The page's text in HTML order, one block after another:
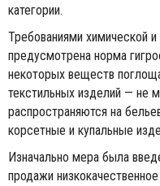
категории.
Требованиями химической
предусмотрена норма
некоторых веществ
текстильных изделий — не
распространяются на
корсетные и купальные
Изначально мера была
продажи